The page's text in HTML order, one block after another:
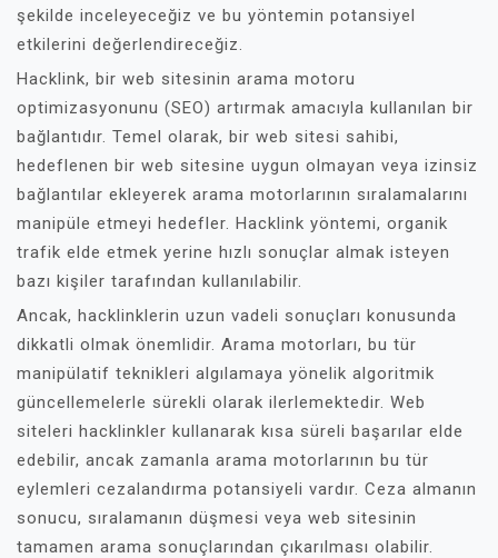
şekilde inceleyeceğiz ve bu yöntemin potansiyel
etkilerini değerlendireceğiz.
Hacklink, bir web sitesinin arama motoru
optimizasyonunu (SEO) artırmak amacıyla kullanılan bir
bağlantıdır. Temel olarak, bir web sitesi sahibi,
hedeflenen bir web sitesine uygun olmayan veya izinsiz
bağlantılar ekleyerek arama motorlarının sıralamalarını
manipüle etmeyi hedefler. Hacklink yöntemi, organik
trafik elde etmek yerine hızlı sonuçlar almak isteyen
bazı kişiler tarafından kullanılabilir.
Ancak, hacklinklerin uzun vadeli sonuçları konusunda
dikkatli olmak önemlidir. Arama motorları, bu tür
manipülatif teknikleri algılamaya yönelik algoritmik
güncellemelerle sürekli olarak ilerlemektedir. Web
siteleri hacklinkler kullanarak kısa süreli başarılar elde
edebilir, ancak zamanla arama motorlarının bu tür
eylemleri cezalandırma potansiyeli vardır. Ceza almanın
sonucu, sıralamanın düşmesi veya web sitesinin
tamamen arama sonuçlarından çıkarılması olabilir.